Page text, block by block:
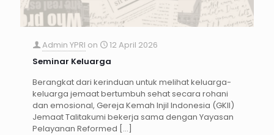
Admin YPRI on
12 April 2026
Seminar Keluarga
Berangkat dari kerinduan untuk melihat keluarga-
keluarga jemaat bertumbuh sehat secara rohani
dan emosional, Gereja Kemah Injil Indonesia (GKII)
Jemaat Talitakumi bekerja sama dengan Yayasan
Pelayanan Reformed […]